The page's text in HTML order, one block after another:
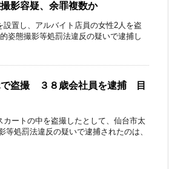
影容疑、余罪複数か
置し、アルバイト店員の女性2人を盗
姿態撮影等処罰法違反の疑いで逮捕し
で盗撮 ３８歳会社員を逮捕 目
ートの中を盗撮したとして、仙台市太
処罰法違反の疑いで逮捕されたのは、